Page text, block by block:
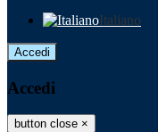
Italiano
Accedi
Accedi
button close ×